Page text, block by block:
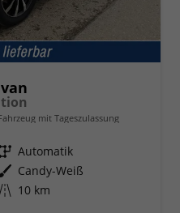
mit Tageszulassung
Getriebe Automatik
Außenfarbe Candy-Weiß
Kilometerstand 10 km